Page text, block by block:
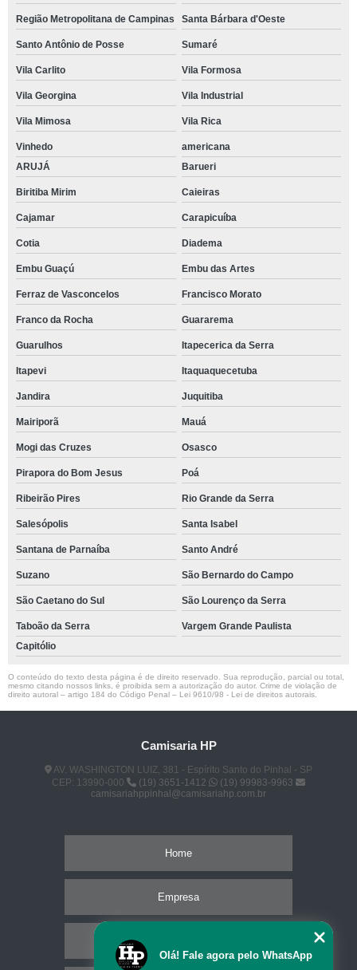
Região Metropolitana de Campinas Santa Bárbara d'Oeste
Santo Antônio de Posse Sumaré
Vila Carlito Vila Formosa
Vila Georgina Vila Industrial
Vila Mimosa Vila Rica
Vinhedo
americana
ARUJÁ
Barueri
Biritiba Mirim Caieiras
Cajamar Carapicuíba
Cotia Diadema
Embu Guaçú Embu das Artes
Ferraz de Vasconcelos Francisco Morato
Franco da Rocha Guararema
Guarulhos Itapecerica da Serra
Itapevi Itaquaquecetuba
Jandira Juquitiba
Mairiporã Mauá
Mogi das Cruzes Osasco
Pirapora do Bom Jesus Poá
Ribeirão Pires Rio Grande da Serra
Salesópolis Santa Isabel
Santana de Parnaíba Santo André
Suzano São Bernardo do Campo
São Caetano do Sul São Lourenço da Serra
Taboão da Serra
Vargem Grande Paulista
Capitólio
O conteúdo do texto desta página é de direito reservado. Sua reprodução, parcial ou total,
mesmo citando nossos links, é proibida sem a autorização do autor. Crime de violação de
direito autoral – artigo 184 do Código Penal – Lei 9610/98 - Lei de direitos autorais
Camisaria HP
AV. WASHINGTON LUIZ, 381 - Espírito Santo do Pinhal - SP
CEP: 13990-000
(19) 3651-1412
(19) 99983-9963
camisariahppinhal@camisariahp.com.br
Home
Empresa
Olá! Fale agora pelo WhatsApp